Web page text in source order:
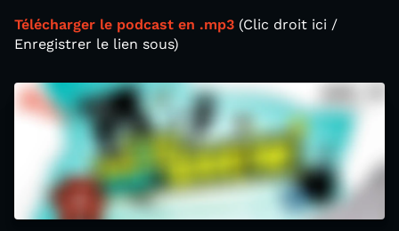
Télécharger le podcast en .mp3 (Clic droit ici /
Enregistrer le lien sous)